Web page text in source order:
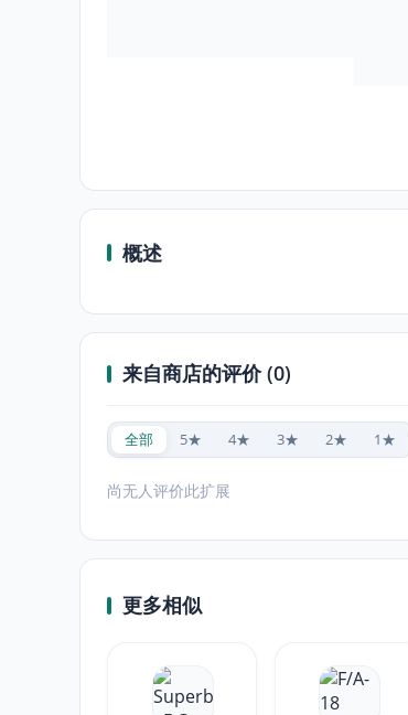
概述
来自商店的评价 (0)
全部 5★ 4★ 3★ 2★ 1★
尚无人评价此扩展
更多相似